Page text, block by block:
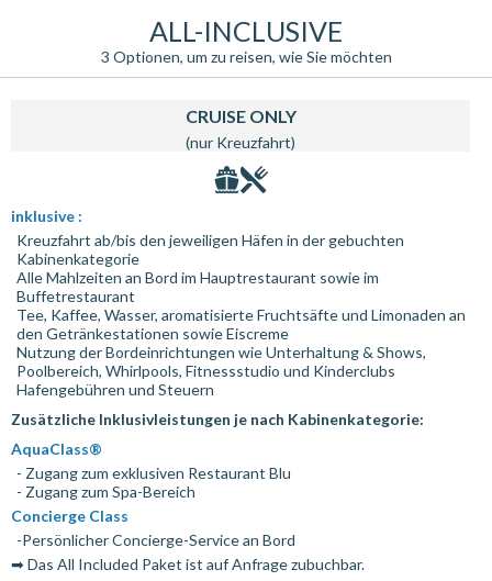
ALL-INCLUSIVE
3 Optionen, um zu reisen, wie Sie möchten
CRUISE ONLY
(nur Kreuzfahrt)
inklusive :
Kreuzfahrt ab/bis den jeweiligen Häfen in der gebuchten
Kabinenkategorie
Alle Mahlzeiten an Bord im Hauptrestaurant sowie im
Buffetrestaurant
Tee, Kaffee, Wasser, aromatisierte Fruchtsäfte und Limonaden an
den Getränkestationen sowie Eiscreme
Nutzung der Bordeinrichtungen wie Unterhaltung & Shows,
Poolbereich, Whirlpools, Fitnessstudio und Kinderclubs
Hafengebühren und Steuern
Zusätzliche Inklusivleistungen je nach Kabinenkategorie:
AquaClass®
- Zugang zum exklusiven Restaurant Blu
- Zugang zum Spa-Bereich
Concierge Class
-Persönlicher Concierge-Service an Bord
➡ Das All Included Paket ist auf Anfrage zubuchbar.